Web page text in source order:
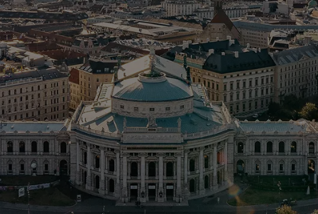
ッ
プ
へ